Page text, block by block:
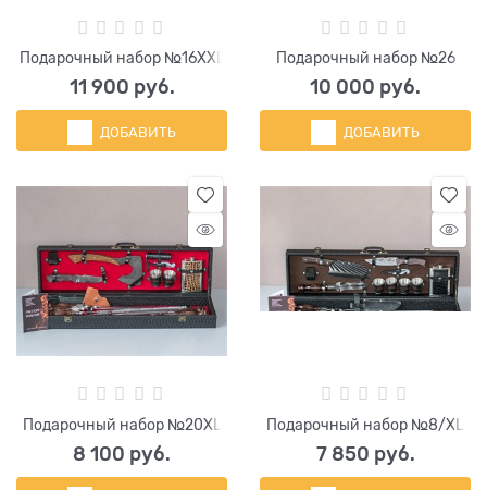
Подарочный набор №16XХL
11 900 руб.
ДОБАВИТЬ
Подарочный набор №26
10 000 руб.
ДОБАВИТЬ
Подарочный набор №20XL
8 100 руб.
Подарочный набор №8/XL
7 850 руб.